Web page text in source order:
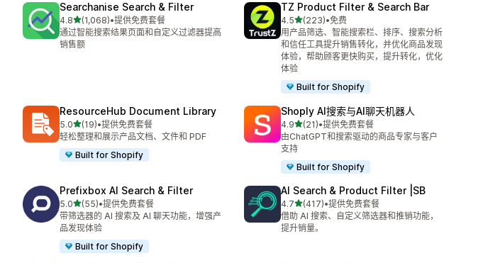
Searchanise Search & Filter
4.8星（满分 5 星）
(1,068)
总共 1068 条评论
•提供免费套餐
通过智能搜索结果页面和自定义过滤器提高
销售额
TZ Product Filter & Search Bar
4.5星（满分 5 星）
(223)
总共 223 条评论
•免费
用产品筛选、智能搜索栏、排序、搜索分析
和信任工具提升销售转化，并优化商品发现
体验，帮助顾客更快购买，提升转化，优化
体验
Built for Shopify
ResourceHub Document Library
5.0星（满分 5 星）
(19)
总共 19 条评论
•提供免费套餐
轻松整理和展示产品文档、文件和 PDF
Built for Shopify
Shoply AI搜索与AI聊天机器人
4.9星（满分 5 星）
(21)
总共 21 条评论
•提供免费套餐
由ChatGPT和搜索驱动的商品专家与客户
支持
Built for Shopify
Prefixbox AI Search & Filter
5.0星（满分 5 星）
(55)
总共 55 条评论
•提供免费套餐
带筛选器的 AI 搜索及 AI 聊天功能，增强产
品发现体验
Built for Shopify
AI Search & Product Filter |SB
4.7星（满分 5 星）
(417)
总共 417 条评论
•提供免费套餐
借助 AI 搜索、自定义筛选器和推销功能，
提升销量。